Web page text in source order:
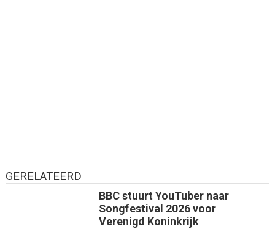
GERELATEERD
BBC stuurt YouTuber naar
Songfestival 2026 voor
Verenigd Koninkrijk